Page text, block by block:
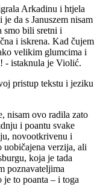
Arkadinu i htjela
da s Januszem nisam
smo bili sretni i
i iskrena. Kad čujem
velikim glumcima i
- istaknula je Violić.
pristup tekstu i jeziku
nisam ovo radila zato
i poantu svake
novootkrivenu i
uobičajena verzija, ali
koja je tada
poznavateljima
to poanta – i toga